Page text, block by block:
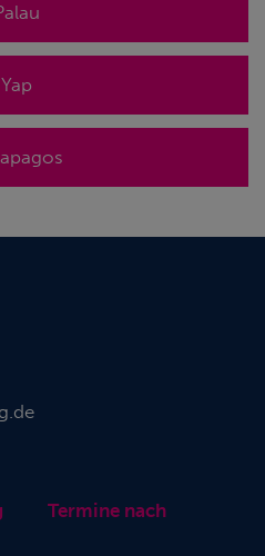
Yap
Termine nach